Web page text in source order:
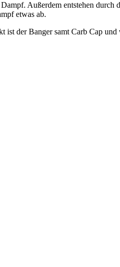
Außerdem entstehen durch
etwas ab.
der Banger samt Carb Cap